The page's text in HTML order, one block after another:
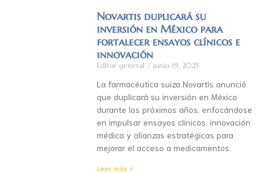
Novartis duplicará su
inversión en México para
fortalecer ensayos clínicos e
innovación
Editor general junio 19, 2025
La farmacéutica suiza Novartis anunció
que duplicará su inversión en México
durante los próximos años, enfocándose
en impulsar ensayos clínicos, innovación
médica y alianzas estratégicas para
mejorar el acceso a medicamentos.
Leer más »